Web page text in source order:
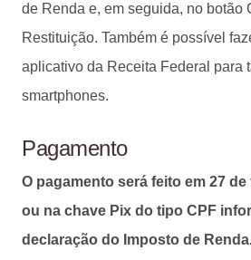
de Renda e, em seguida, no botão
Restituição. Também é possível
aplicativo da Receita Federal para
smartphones.
Pagamento
O pagamento será feito em 27
ou na chave Pix do tipo CPF
declaração do Imposto de